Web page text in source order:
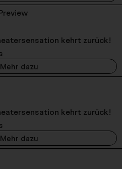
kehrt zurück!​
Mehr dazu Stomp - Dienstag, 07.
kehrt zurück!​
Mehr dazu Stomp - Mittwoch,